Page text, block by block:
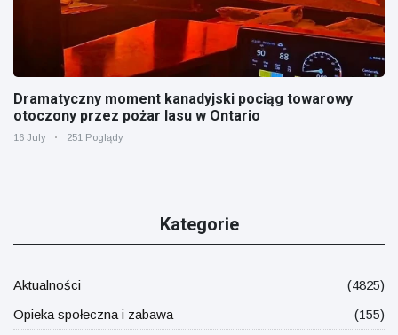
Dramatyczny moment kanadyjski pociąg towarowy
otoczony przez pożar lasu w Ontario
16 July 251 Poglądy
Kategorie
Aktualności
(4825)
Opieka społeczna i zabawa
(155)